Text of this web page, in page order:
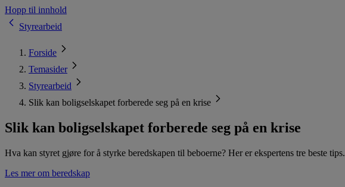
Hopp til innhold
Styrearbeid
Forside
Temasider
Styrearbeid
Slik kan boligselskapet forberede seg på en krise
Slik kan boligselskapet forberede seg på en krise
Hva kan styret gjøre for å styrke beredskapen til beboerne? Her er ekspertens tre beste tips.
Les mer om beredskap